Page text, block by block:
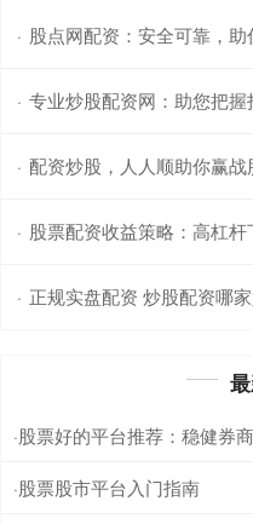
· 股点网配资：安全可靠，
· 专业炒股配资网：助您把握
· 配资炒股，人人顺助你赢战
· 股票配资收益策略：高杠
· 正规实盘配资 炒股配资哪
·股票好的平台推荐：稳健券
·股票股市平台入门指南